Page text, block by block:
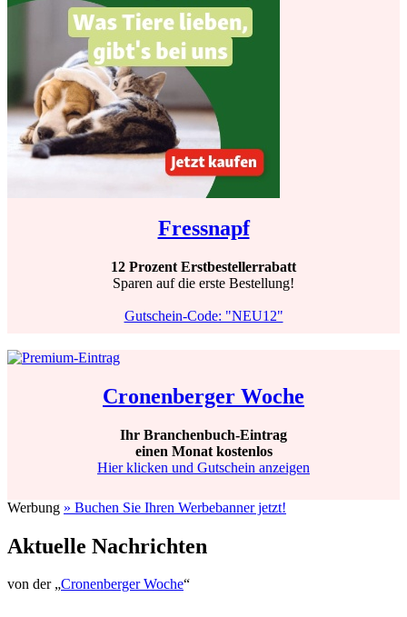
Fressnapf
12 Prozent Erstbestellerrabatt
Sparen auf die erste Bestellung!
Gutschein-Code: "NEU12"
Cronenberger Woche
Ihr Branchenbuch-Eintrag
einen Monat kostenlos
Hier klicken und Gutschein anzeigen
Werbung » Buchen Sie Ihren Werbebanner jetzt!
Aktuelle Nachrichten
von der „Cronenberger Woche“